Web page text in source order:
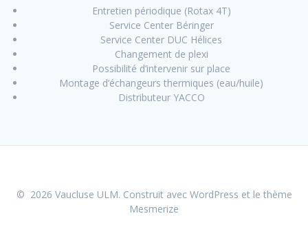
Entretien périodique (Rotax 4T)
Service Center Béringer
Service Center DUC Hélices
Changement de plexi
Possibilité d’intervenir sur place
Montage d’échangeurs thermiques (eau/huile)
Distributeur YACCO
© 2026 Vaucluse ULM. Construit avec WordPress et le thème
Mesmerize